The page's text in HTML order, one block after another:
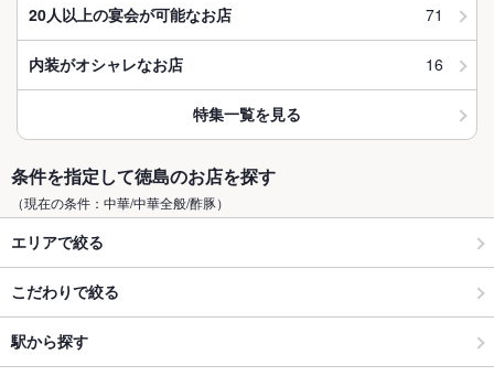
20人以上の宴会が可能なお店 71
内装がオシャレなお店 16
特集一覧を見る
条件を指定して徳島のお店を探す
（現在の条件：中華/中華全般/酢豚）
エリアで絞る
こだわりで絞る
駅から探す